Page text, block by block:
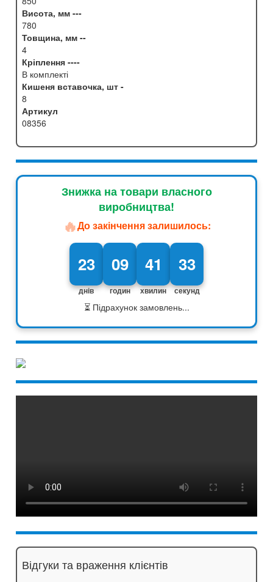
Висота, мм ---
780
Товщина, мм --
4
Кріплення ----
В комплекті
Кишеня вставочка, шт -
8
Артикул
08356
Знижка на товари власного
виробництва!
🔥До закінчення залишилось:
23
днів
09
годин
41
хвилин
32
секунд
⏳ Підрахунок замовлень...
Відгуки та враження клієнтів